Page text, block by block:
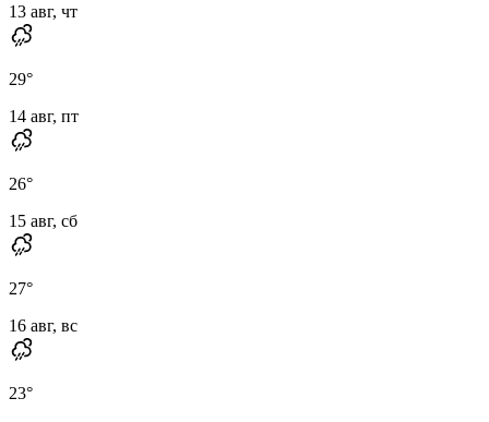
13 авг, чт
29°
14 авг, пт
26°
15 авг, сб
27°
16 авг, вс
23°